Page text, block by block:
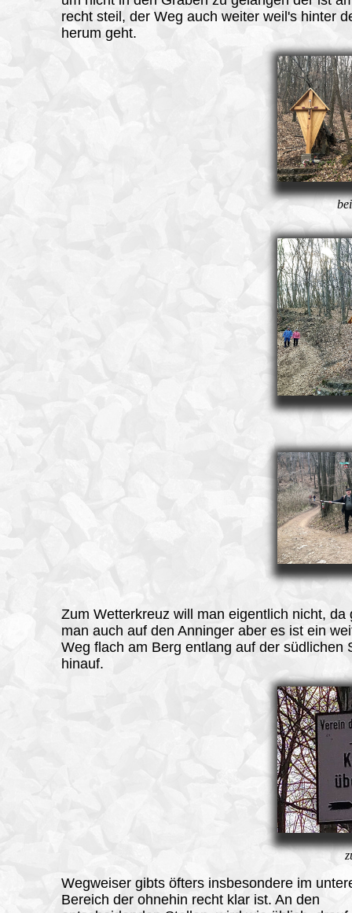
recht steil, der Weg auch weiter weil's hinter
herum geht.
Zum Wetterkreuz will man eigentlich nicht, da
man auch auf den Anninger aber es ist ein
Weg flach am Berg entlang auf der südlichen
hinauf.
Wegweiser gibts öfters insbesondere im
Bereich der ohnehin recht klar ist. An den